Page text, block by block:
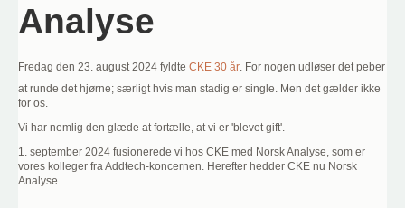
Analyse
Fredag den 23. august 2024 fyldte CKE 30 år. For nogen udløser det peber
at runde det hjørne; særligt hvis man stadig er single. Men det gælder ikke
for os.
Vi har nemlig den glæde at fortælle, at vi er 'blevet gift'.
1. september 2024 fusionerede vi hos CKE med Norsk Analyse, som er
vores kolleger fra Addtech-koncernen. Herefter hedder CKE nu Norsk
Analyse.